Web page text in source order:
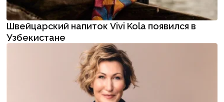
Швейцарский напиток Vivi Kola появился в
Узбекистане